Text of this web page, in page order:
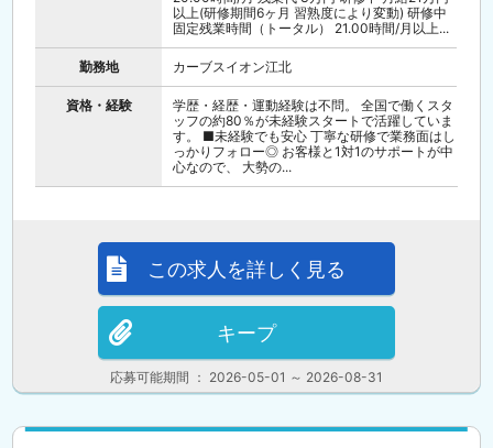
以上(研修期間6ヶ月 習熟度により変動) 研修中
固定残業時間（トータル） 21.00時間/月以上...
勤務地 カーブスイオン江北
資格・経験
学歴・経歴・運動経験は不問。 全国で働くスタ
ッフの約80％が未経験スタートで活躍していま
す。 ■未経験でも安心 丁寧な研修で業務面はし
っかりフォロー◎ お客様と1対1のサポートが中
心なので、 大勢の...
応募可能期間 ： 2026-05-01 ～ 2026-08-31
この求人を詳しく見る
キープ